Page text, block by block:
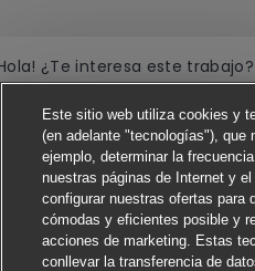
Este sitio web utiliza cookies y
(en adelante "tecnologías"), que
ejemplo, determinar la
nuestras páginas de Internet y
configurar nuestras ofertas para
cómodas y eficientes posible y
acciones de marketing. Estas
conllevar la transferencia de
¿Te interesa este trabajo?
Me interesa
Buscar trabajos similares